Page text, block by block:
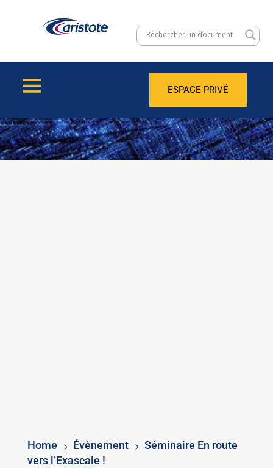
ESPACE PRIVÉ
Home 5 Évènement 5 Séminaire En route
vers l’Exascale !